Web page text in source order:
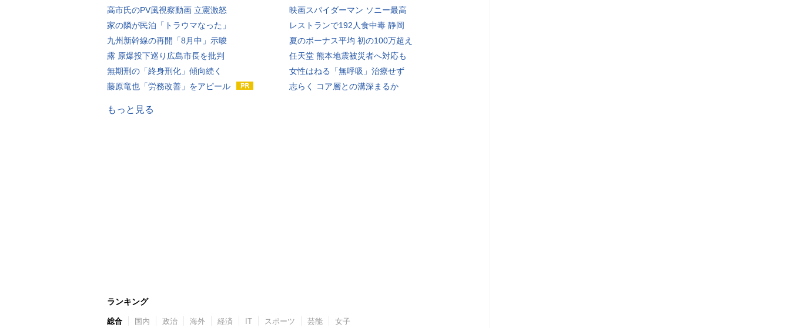
高市氏のPV風視察動画 立憲激怒
家の隣が民泊「トラウマなった」
九州新幹線の再開「8月中」示唆
露 原爆投下巡り広島市長を批判
無期刑の「終身刑化」傾向続く
藤原竜也「労務改善」をアピール
映画スパイダーマン ソニー最高
レストランで192人食中毒 静岡
夏のボーナス平均 初の100万超え
任天堂 熊本地震被災者へ対応も
女性はねる「無呼吸」治療せず
志らく コア層との溝深まるか
もっと見る
ランキング
総合 国内 政治 海外 経済 IT スポーツ 芸能 女子